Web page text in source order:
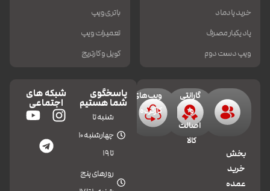
خرید پادماد
پاد یکبار مصرف
ویپ دست دوم
باتری ویپ
تعمیرات ویپ
کویل و کارتریج
بخش
خرید
عمده
گارانتی
و
اصالت
کالا
ویپ‌های
کارکرده
پاسخگوی
شما هستیم
شنبه تا
چهارشنبه 10
تا 19
روزهای پنج
شبکه های
اجتماعی